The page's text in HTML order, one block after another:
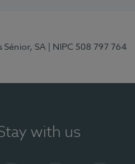
Sénior, SA | NIPC 508 797 764
with us